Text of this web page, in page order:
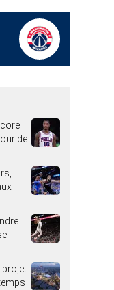
de
projet